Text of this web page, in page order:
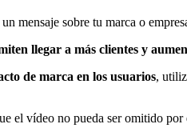
mensaje sobre tu marca o
llegar a más clientes y
de marca en los usuarios,
el vídeo no pueda ser omitido